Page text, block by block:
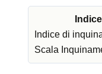
Indice
Indice di
Scala